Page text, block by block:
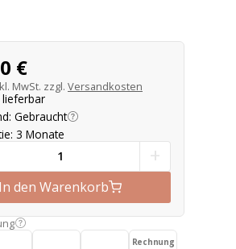
€
MwSt. zzgl. Versandkosten
:Gebraucht
:3 Monate
+
In den Warenkorb
Rechnung